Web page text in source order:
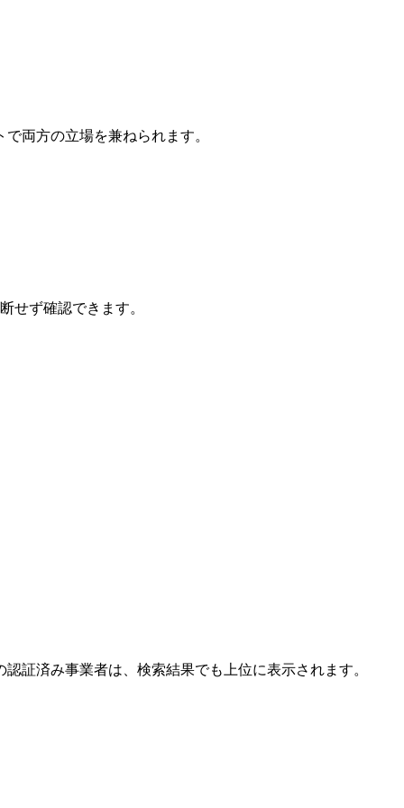
両方の立場を兼ねられます。
せず確認できます。
証済み事業者は、検索結果でも上位に表示されます。